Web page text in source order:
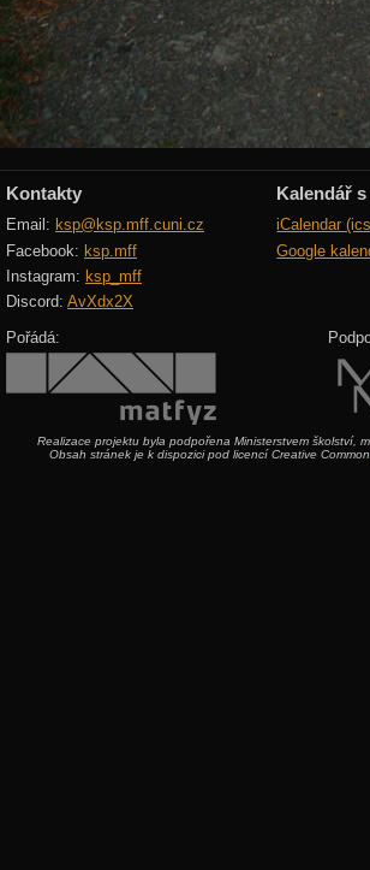
Kontakty
Email: ksp@ksp.mff.cuni.cz
Facebook: ksp.mff
Instagram: ksp_mff
Discord: AvXdx2X
Kalendář
iCalendar
Google
Pořádá:
Realizace projektu byla podpořena Ministerstvem školství,
Obsah stránek je k dispozici pod licencí Creative